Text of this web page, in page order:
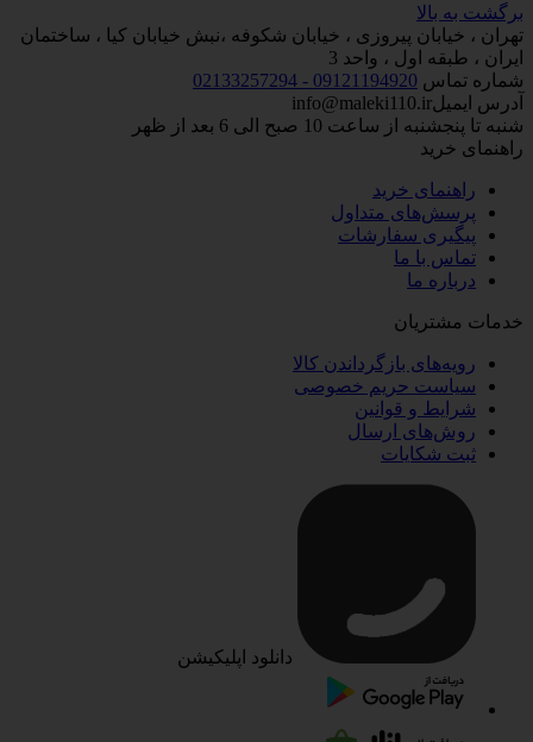
برگشت به بالا
تهران ، خیابان پیروزی ، خیابان شکوفه ،نبش خیابان کیا ، ساختمان
ایران ، طبقه اول ، واحد 3
شماره تماس 09121194920 - 02133257294
آدرس ایمیلinfo@maleki110.ir
شنبه تا پنجشنبه از ساعت 10 صبح الی 6 بعد از ظهر
راهنمای خرید
راهنمای خرید
پرسش‌های متداول
پیگیری سفارشات
تماس با ما
درباره ما
خدمات مشتریان
رویه‌های بازگرداندن کالا
سیاست حریم خصوصی
شرایط و قوانین
روش‌های ارسال
ثبت شکایات
دانلود اپلیکیشن